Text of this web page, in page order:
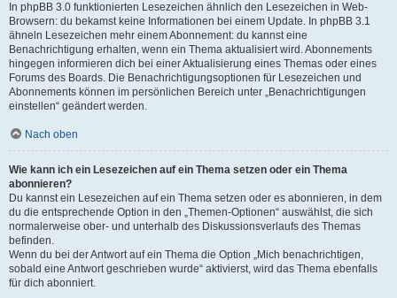
In phpBB 3.0 funktionierten Lesezeichen ähnlich den Lesezeichen in Web-
Browsern: du bekamst keine Informationen bei einem Update. In phpBB 3.1
ähneln Lesezeichen mehr einem Abonnement: du kannst eine
Benachrichtigung erhalten, wenn ein Thema aktualisiert wird. Abonnements
hingegen informieren dich bei einer Aktualisierung eines Themas oder eines
Forums des Boards. Die Benachrichtigungsoptionen für Lesezeichen und
Abonnements können im persönlichen Bereich unter „Benachrichtigungen
einstellen“ geändert werden.
Nach oben
Wie kann ich ein Lesezeichen auf ein Thema setzen oder ein Thema
abonnieren?
Du kannst ein Lesezeichen auf ein Thema setzen oder es abonnieren, in dem
du die entsprechende Option in den „Themen-Optionen“ auswählst, die sich
normalerweise ober- und unterhalb des Diskussionsverlaufs des Themas
befinden.
Wenn du bei der Antwort auf ein Thema die Option „Mich benachrichtigen,
sobald eine Antwort geschrieben wurde“ aktivierst, wird das Thema ebenfalls
für dich abonniert.